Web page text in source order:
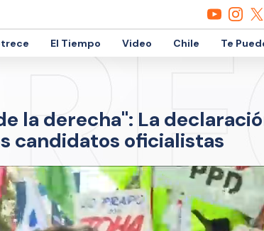
El Tiempo Video Chile Te
la derecha": La
candidatos oficialistas